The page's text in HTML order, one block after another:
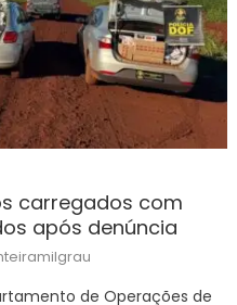
carregados com
após denúncia
de Operações de